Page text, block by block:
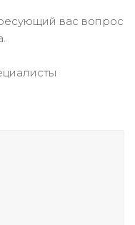
вас вопрос